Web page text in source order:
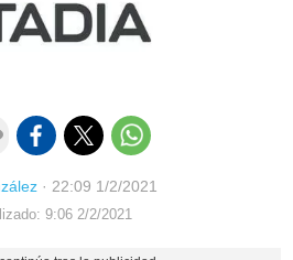
· 22:09 1/2/2021
9:06 2/2/2021